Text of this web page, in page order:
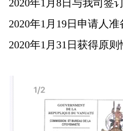
2020年1月8日与我司签
2020年1月19日申请人
2020年1月31日获得原则